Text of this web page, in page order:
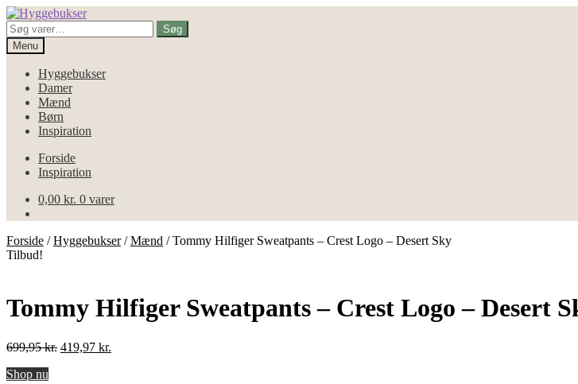
Spring
til
navigation
Spring
til
indhold
Søg
efter:
Søg
Menu
Hyggebukser
Damer
Mænd
Børn
Inspiration
Forside
Inspiration
0,00 kr. 0 varer
Forside /Hyggebukser/Mænd /Tommy Hilfiger Sweatpants – Crest Logo – Desert Sky
Tilbud!
Tommy Hilfiger Sweatpants – Crest Logo – Desert
699,95kr. Den
419,97 kr.
Shop nu